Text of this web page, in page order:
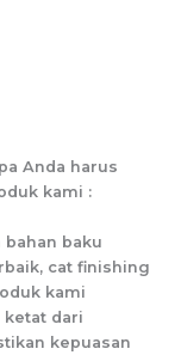
Anda harus
kami :
baku
cat finishing
kami
ketat dari
kepuasan